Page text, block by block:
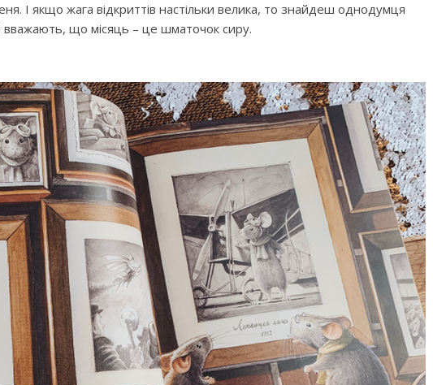
І якщо жага відкриттів настільки велика, то знайдеш однодумця
вважають, що місяць – це шматочок сиру.
спортивно-ігровий
на Лебединці
Дитячий спортивно-ігровий
майданчик в парку ім. Т.
Шевченка